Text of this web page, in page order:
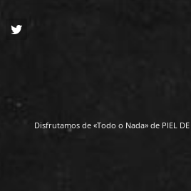
Disfrutamos de «Todo o Nada» de PIEL